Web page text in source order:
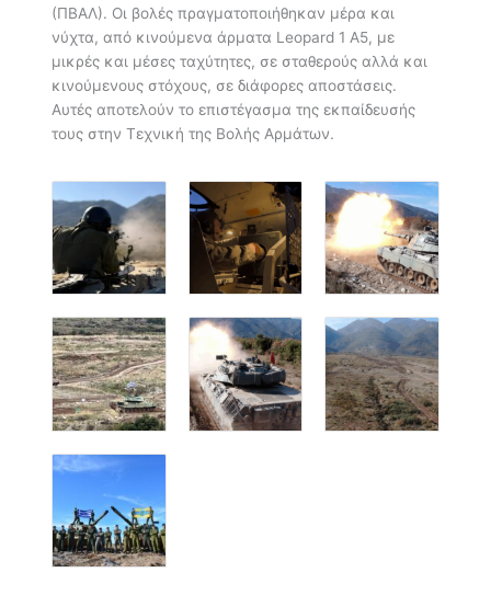
(ΠΒΑΛ). Οι βολές πραγματοποιήθηκαν μέρα και
νύχτα, από κινούμενα άρματα Leopard 1 A5, με
μικρές και μέσες ταχύτητες, σε σταθερούς αλλά και
κινούμενους στόχους, σε διάφορες αποστάσεις.
Αυτές αποτελούν το επιστέγασμα της εκπαίδευσής
τους στην Τεχνική της Βολής Αρμάτων.